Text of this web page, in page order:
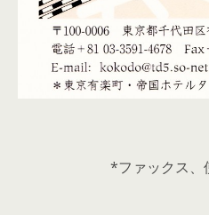
*ファックス、